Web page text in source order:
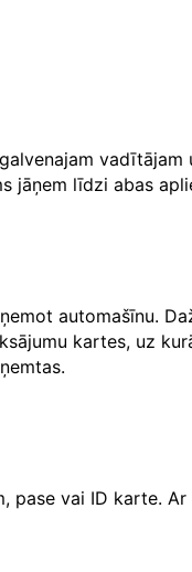
vadītājam
jāņem līdzi abas
automašīnu.
kartes, uz
pase vai ID karte.